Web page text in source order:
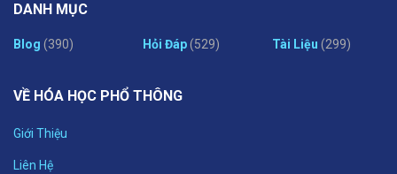
DANH MỤC
Blog (390) Hỏi Đáp(529) Tài Liệu (299)
VỀ HÓA HỌC PHỔ THÔNG
Giới Thiệu
Liên Hệ